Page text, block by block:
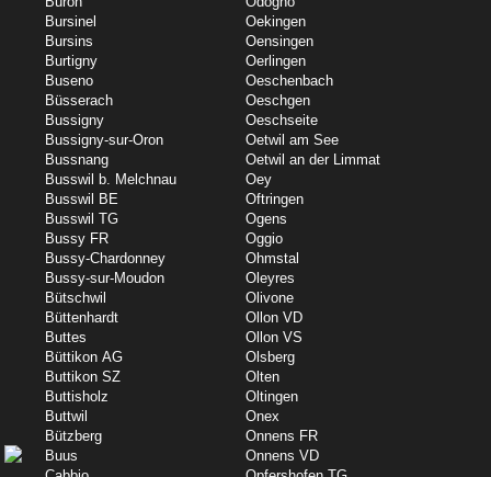
Bursinel
Bursins
Burtigny
Buseno
Büsserach
Bussigny
Bussigny-sur-Oron
Bussnang
Busswil b. Melchnau
Busswil BE
Busswil TG
Bussy FR
Bussy-Chardonney
Bussy-sur-Moudon
Bütschwil
Büttenhardt
Buttes
Büttikon AG
Buttikon SZ
Buttisholz
Buttwil
Bützberg
Buus
Oekingen
Oensingen
Oerlingen
Oeschenbach
Oeschgen
Oeschseite
Oetwil am See
Oetwil an der Limmat
Oey
Oftringen
Ogens
Oggio
Ohmstal
Oleyres
Olivone
Ollon VD
Ollon VS
Olsberg
Olten
Oltingen
Onex
Onnens FR
Onnens VD